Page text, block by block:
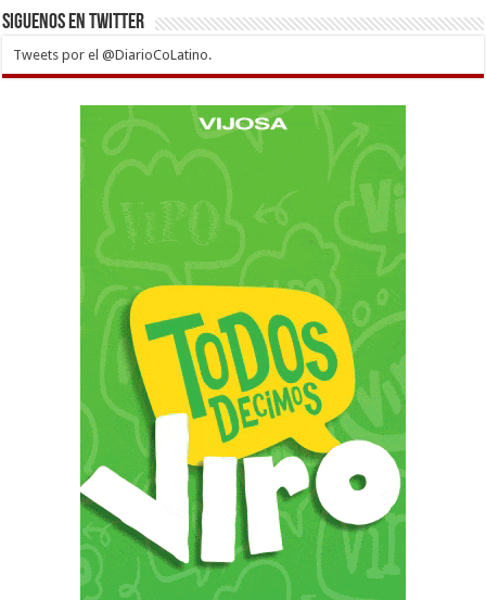
Siguenos en twitter
Tweets por el @DiarioCoLatino.